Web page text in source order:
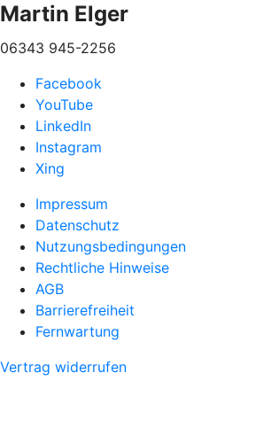
Martin Elger
06343 945-2256
Facebook
YouTube
LinkedIn
Instagram
Xing
Impressum
Datenschutz
Nutzungsbedingungen
Rechtliche Hinweise
AGB
Barrierefreiheit
Fernwartung
Vertrag widerrufen